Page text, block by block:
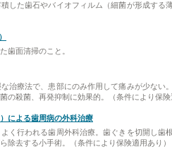
した歯石やバイオフィルム（細菌が形成する
歯面清掃のこと。
治療法で、患部にのみ作用して痛みが少ない
の殺菌、再発抑制に効果的。（条件により保
による歯周病の外科治療
く行われる歯周外科治療。歯ぐきを切開し歯
除去する小手術。（条件により保険適用あり）